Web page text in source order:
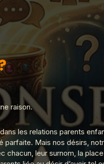
raison.
les relations parents
parfaite. Mais nos désirs,
leur surnom, la